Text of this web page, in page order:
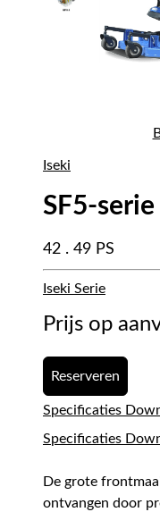
Iseki
SF5-serie
42 . 49 PS
Iseki Serie
Prijs op
Reserveren
Specificaties
Specificaties
De grote
ontvangen door